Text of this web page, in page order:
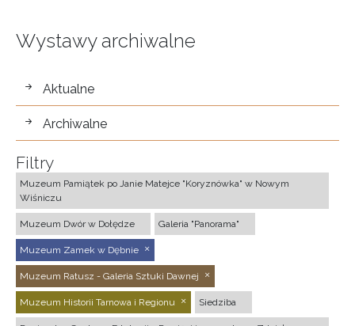
Wystawy archiwalne
wystawy
Aktualne
Archiwalne
Filtry
Muzeum Pamiątek po Janie Matejce "Koryznówka" w Nowym
Wiśniczu
Muzeum Dwór w Dołędze Galeria "Panorama"
Muzeum Zamek w Dębnie
Muzeum Ratusz - Galeria Sztuki Dawnej
Muzeum Historii Tarnowa i Regionu Siedziba